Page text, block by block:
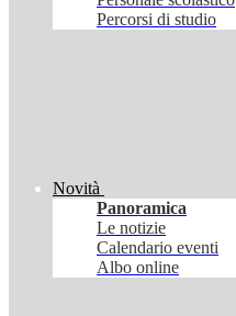
Percorsi di studio
Novità
Panoramica
Le notizie
Calendario eventi
Albo online